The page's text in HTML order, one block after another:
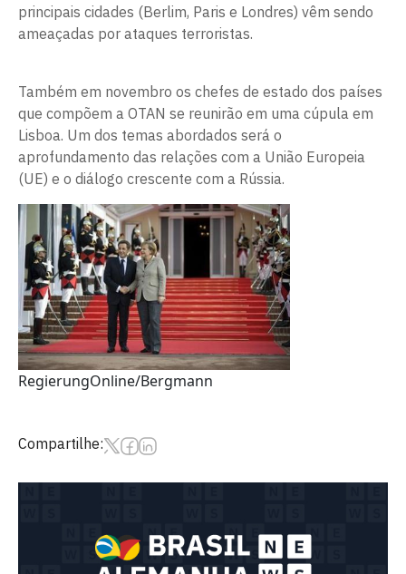
principais cidades (Berlim, Paris e Londres) vêm sendo
ameaçadas por ataques terroristas.
Também em novembro os chefes de estado dos países
que compõem a OTAN se reunirão em uma cúpula em
Lisboa. Um dos temas abordados será o
aprofundamento das relações com a União Europeia
(UE) e o diálogo crescente com a Rússia.
RegierungOnline/Bergmann
Compartilhe: